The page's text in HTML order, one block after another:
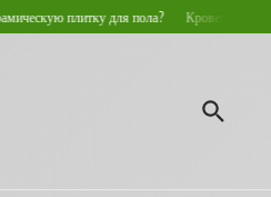
для пола? Кровельные ограждения со